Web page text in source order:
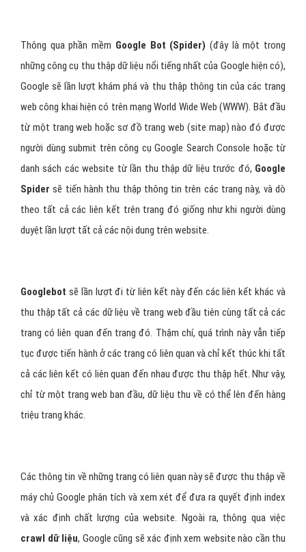
Thông qua phần mềm Google Bot (Spider) (đây là một trong
những công cụ thu thập dữ liệu nổi tiếng nhất của Google hiện có),
Google sẽ lần lượt khám phá và thu thập thông tin của các trang
web công khai hiện có trên mạng World Wide Web (WWW). Bắt đầu
từ một trang web hoặc sơ đồ trang web (site map) nào đó được
người dùng submit trên công cụ Google Search Console hoặc từ
danh sách các website từ lần thu thập dữ liệu trước đó, Google
Spider sẽ tiến hành thu thập thông tin trên các trang này, và dò
theo tất cả các liên kết trên trang đó giống như khi người dùng
duyệt lần lượt tất cả các nội dung trên website.
Googlebot sẽ lần lượt đi từ liên kết này đến các liên kết khác và
thu thập tất cả các dữ liệu về trang web đầu tiên cùng tất cả các
trang có liên quan đến trang đó. Thậm chí, quá trình này vẫn tiếp
tục được tiến hành ở các trang có liên quan và chỉ kết thúc khi tất
cả các liên kết có liên quan đến nhau được thu thập hết. Như vậy,
chỉ từ một trang web ban đầu, dữ liệu thu về có thể lên đến hàng
triệu trang khác.
Các thông tin về những trang có liên quan này sẽ được thu thập về
máy chủ Google phân tích và xem xét để đưa ra quyết định index
và xác định chất lượng của website. Ngoài ra, thông qua việc
crawl dữ liệu, Google cũng sẽ xác định xem website nào cần thu